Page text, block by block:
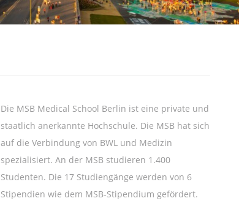
Die MSB Medical School Berlin ist eine private und
staatlich anerkannte Hochschule. Die MSB hat sich
auf die Verbindung von BWL und Medizin
spezialisiert. An der MSB studieren 1.400
Studenten. Die 17 Studiengänge werden von 6
Stipendien wie dem MSB-Stipendium gefördert.